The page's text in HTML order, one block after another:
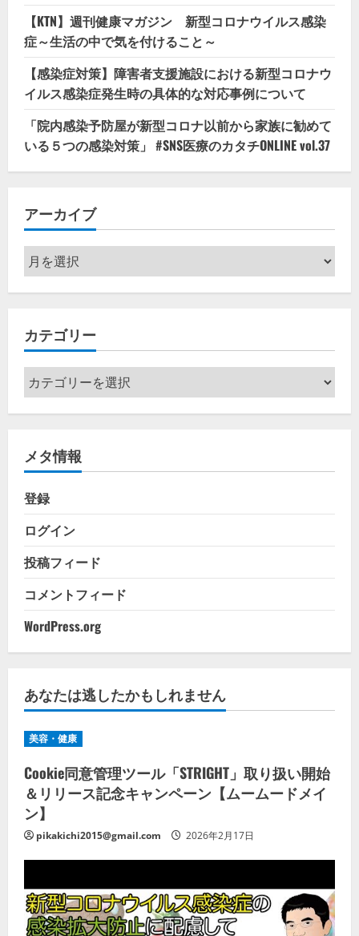
【KTN】週刊健康マガジン 新型コロナウイルス感染
症～生活の中で気を付けること～
【感染症対策】障害者支援施設における新型コロナウ
イルス感染症発生時の具体的な対応事例について
「院内感染予防屋が新型コロナ以前から家族に勧めて
いる５つの感染対策」 #SNS医療のカタチONLINE vol.37
アーカイブ
ア
ー
カ
ブ
カテゴリー
カ
テ
ゴ
ー
メタ情報
登録
ログイン
投稿フィード
コメントフィード
WordPress.org
あなたは逃したかもしれません
美容・健康
Cookie同意管理ツール「STRIGHT」取り扱い開始
＆リリース記念キャンペーン【ムームードメイ
ン】
pikakichi2015@gmail.com 2026年2月17日